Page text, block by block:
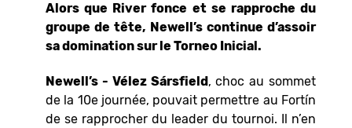
Alors que River fonce et se rapproche du
groupe de tête, Newell’s continue d’assoir
sa domination sur le Torneo Inicial.
Newell’s - Vélez Sársfield , choc au sommet
de la 10e journée, pouvait permettre au Fortín
de se rapprocher du leader du tournoi. Il n’en